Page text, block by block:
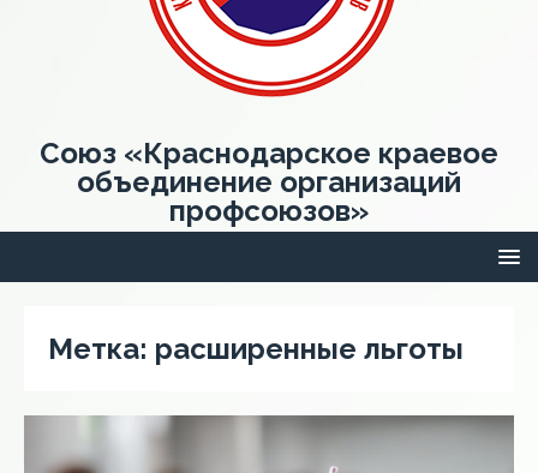
Союз «Краснодарское краевое
объединение организаций
профсоюзов»
Метка: расширенные льготы